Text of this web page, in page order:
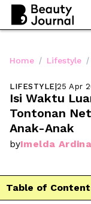
Home / Lifestyle /
LIFESTYLE|25 Apr
Isi Waktu
Tontonan
Anak-Anak
byImelda Ardina
Table of